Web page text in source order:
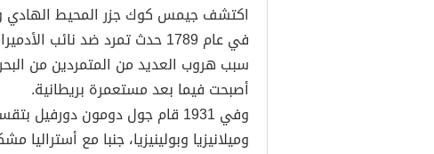
اكتشف جيمس كوك جزر المحيط الهادي
في عام 1789 حدث تمرد ضد نائب
سبب هروب العديد من المتمردين من
أصبحت فيما بعد مستعمرة بريطانية.
وفي 1931 قام جول دومون
وميلانيزيا وبولينيزيا، جنبا مع